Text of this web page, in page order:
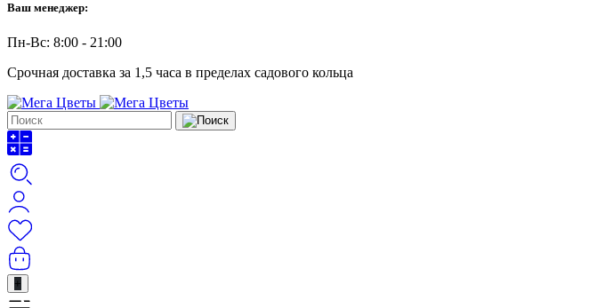
Ваш менеджер:
Пн-Вс: 8:00 - 21:00
Срочная доставка за 1,5 часа в пределах садового кольца
+